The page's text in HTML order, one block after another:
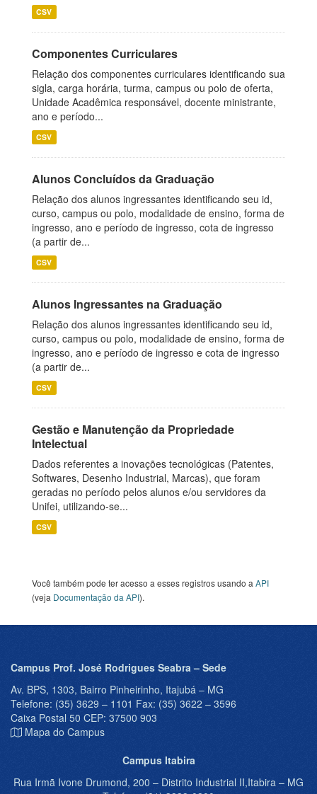
CSV
Componentes Curriculares
Relação dos componentes curriculares identificando sua
sigla, carga horária, turma, campus ou polo de oferta,
Unidade Acadêmica responsável, docente ministrante,
ano e período...
CSV
Alunos Concluídos da Graduação
Relação dos alunos ingressantes identificando seu id,
curso, campus ou polo, modalidade de ensino, forma de
ingresso, ano e período de ingresso, cota de ingresso
(a partir de...
CSV
Alunos Ingressantes na Graduação
Relação dos alunos ingressantes identificando seu id,
curso, campus ou polo, modalidade de ensino, forma de
ingresso, ano e período de ingresso e cota de ingresso
(a partir de...
CSV
Gestão e Manutenção da Propriedade
Intelectual
Dados referentes a inovações tecnológicas (Patentes,
Softwares, Desenho Industrial, Marcas), que foram
geradas no período pelos alunos e/ou servidores da
Unifei, utilizando-se...
CSV
Você também pode ter acesso a esses registros usando a API
(veja Documentação da API).
Campus Prof. José Rodrigues Seabra – Sede
Av. BPS, 1303, Bairro Pinheirinho, Itajubá – MG
Telefone: (35) 3629 – 1101 Fax: (35) 3622 – 3596
Caixa Postal 50 CEP: 37500 903
Mapa do Campus
Campus Itabira
Rua Irmã Ivone Drumond, 200 – Distrito Industrial II,Itabira – MG